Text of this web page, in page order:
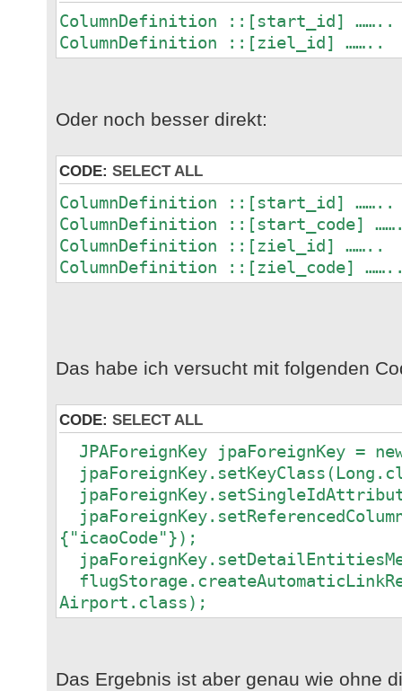
ColumnDefinition ::[start_id] ……..
ColumnDefinition ::[ziel_id] ……..
Oder noch besser direkt:
CODE: SELECT ALL
ColumnDefinition ::[start_id] ……..
ColumnDefinition ::[start_code]
ColumnDefinition ::[ziel_id] ……..
ColumnDefinition ::[ziel_code]
Das habe ich versucht mit folgenden
CODE: SELECT ALL
JPAForeignKey jpaForeignKey =
{"icaoCode"});
Airport.class);
Das Ergebnis ist aber genau wie ohne